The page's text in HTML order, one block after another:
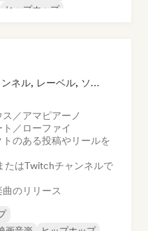
ヒップホップ
YouTube/Twitchチャンネル, レーベル, ソーシャルメディアインフルエンサー
／アマピアーノ
ト／ローファイ
のある投稿やリールを
たはTwitchチャンネルで
のリリース